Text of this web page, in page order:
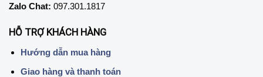
Zalo Chat: 097.301.1817
HỖ TRỢ KHÁCH HÀNG
Hướng dẫn mua hàng
Giao hàng và thanh toán